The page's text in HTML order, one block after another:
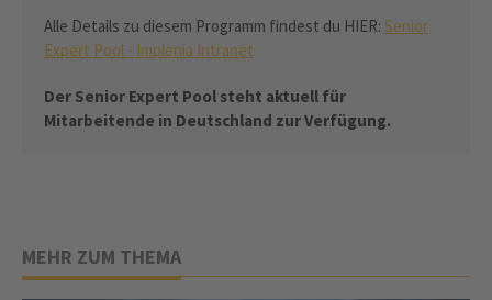
Alle Details zu diesem Programm findest du HIER: Senior
Expert Pool - Implenia Intranet
Der Senior Expert Pool steht aktuell für
Mitarbeitende in Deutschland zur Verfügung.
MEHR ZUM THEMA